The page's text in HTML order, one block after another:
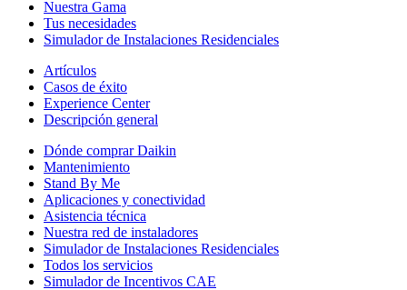
Nuestra Gama
Tus necesidades
Simulador de Instalaciones Residenciales
Artículos
Casos de éxito
Experience Center
Descripción general
Dónde comprar Daikin
Mantenimiento
Stand By Me
Aplicaciones y conectividad
Asistencia técnica
Nuestra red de instaladores
Simulador de Instalaciones Residenciales
Todos los servicios
Simulador de Incentivos CAE